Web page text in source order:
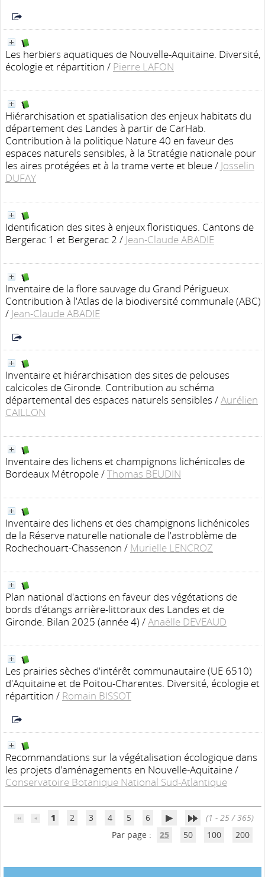
Les herbiers aquatiques de Nouvelle-Aquitaine. Diversité,
écologie et répartition / Pierre LAFON
Hiérarchisation et spatialisation des enjeux habitats du
département des Landes à partir de CarHab.
Contribution à la politique Nature 40 en faveur des
espaces naturels sensibles, à la Stratégie nationale pour
les aires protégées et à la trame verte et bleue/ Josselin
DUFAY
Identification des sites à enjeux floristiques. Cantons de
Bergerac 1 et Bergerac 2 / Jean-Claude ABADIE
Inventaire de la flore sauvage du Grand Périgueux.
Contribution à l'Atlas de la biodiversité communale (ABC)
/ Jean-Claude ABADIE
Inventaire et hiérarchisation des sites de pelouses
calcicoles de Gironde. Contribution au schéma
départemental des espaces naturels sensibles /Aurélien
CAILLON
Inventaire des lichens et champignons lichénicoles de
Bordeaux Métropole/Thomas BEUDIN
Inventaire des lichens et des champignons lichénicoles
de la Réserve naturelle nationale de l'astroblème de
Rochechouart-Chassenon / Murielle LENCROZ
Plan national d'actions en faveur des végétations de
bords d'étangs arrière-littoraux des Landes et de
Gironde. Bilan 2025 (année 4) /Anaëlle DEVEAUD
Les prairies sèches d'intérêt communautaire (UE 6510)
d'Aquitaine et de Poitou-Charentes. Diversité, écologie et
répartition / Romain BISSOT
Recommandations sur la végétalisation écologique dans
les projets d'aménagements en Nouvelle-Aquitaine/
Conservatoire Botanique National Sud-Atlantique
1 2 3 4 5 6
(1 - 25 / 365)
Par page :
25 50 100 200